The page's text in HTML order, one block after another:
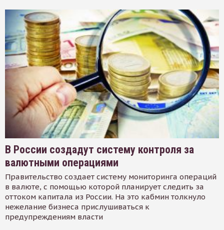
В России создадут систему контроля за
валютными операциями
Правительство создает систему мониторинга операций
в валюте, с помощью которой планирует следить за
оттоком капитала из России. На это кабмин толкнуло
нежелание бизнеса прислушиваться к
предупреждениям власти